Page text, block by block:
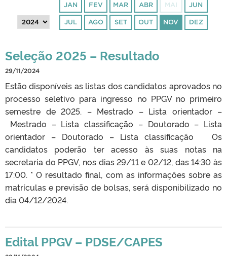
JAN FEV MAR ABR MAI JUN
JUL AGO SET OUT NOV DEZ
Seleção 2025 – Resultado
29/11/2024
Estão disponíveis as listas dos candidatos aprovados no
processo seletivo para ingresso no PPGV no primeiro
semestre de 2025. – Mestrado – Lista orientador –
Mestrado – Lista classificação – Doutorado – Lista
orientador – Doutorado – Lista classificação Os
candidatos poderão ter acesso às suas notas na
secretaria do PPGV, nos dias 29/11 e 02/12, das 14:30 às
17:00. * O resultado final, com as informações sobre as
matrículas e previsão de bolsas, será disponibilizado no
dia 04/12/2024.
Edital PPGV – PDSE/CAPES